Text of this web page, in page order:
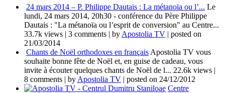
24 mars 2014 – P. Philippe Dautais : La métanoïa ou l’... Le
lundi, 24 mars 2014, 20h30 - conférence du Père Philippe
Dautais : "La métanoïa ou l’esprit de conversion" au Centre...
33.7k views | 3 comments | by Apostolia TV | posted on
21/03/2014
Chants de Noël orthodoxes en français Apostolia TV vous
souhaite bonne fête de Noël et, en guise de cadeau, vous
invite à écouter quelques chants de Noël de l... 22.6k views |
8 comments | by Apostolia TV | posted on 24/12/2012
Centre